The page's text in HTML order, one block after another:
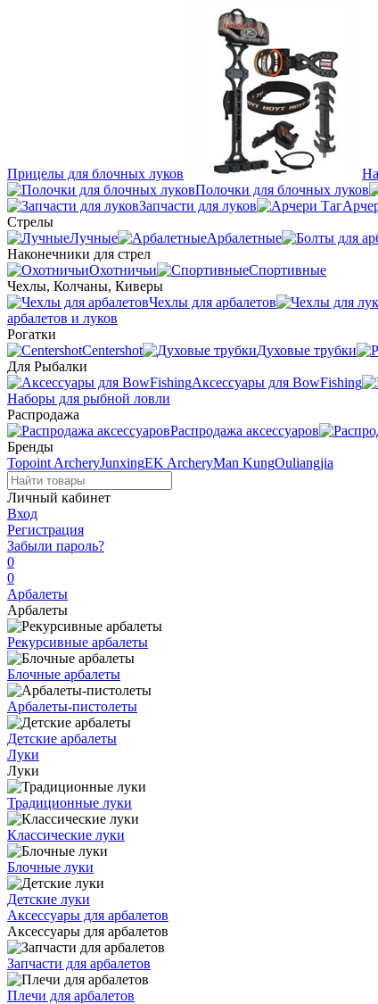
Прицелы для блочных луков
Полочки для блочных луков
Запчасти для луков
Стрелы
Лучные
Арбалетные
Наконечники для стрел
Охотничьи
Спортивные
Чехлы, Колчаны, Киверы
Чехлы для арбалетов
арбалетов и луков
Рогатки
Centershot
Духовые трубки
Для Рыбалки
Аксессуары для BowFishing
Наборы для рыбной ловли
Распродажа
Распродажа аксессуаров
Бренды
Topoint ArcheryJunxingEK ArcheryMan KungOuliangjia
Личный кабинет
Вход
Регистрация
Забыли пароль?
0
0
Арбалеты
Арбалеты
Рекурсивные арбалеты
Блочные арбалеты
Арбалеты-пистолеты
Детские арбалеты
Луки
Луки
Традиционные луки
Классические луки
Блочные луки
Детские луки
Аксессуары для арбалетов
Аксессуары для арбалетов
Запчасти для арбалетов
Плечи для арбалетов